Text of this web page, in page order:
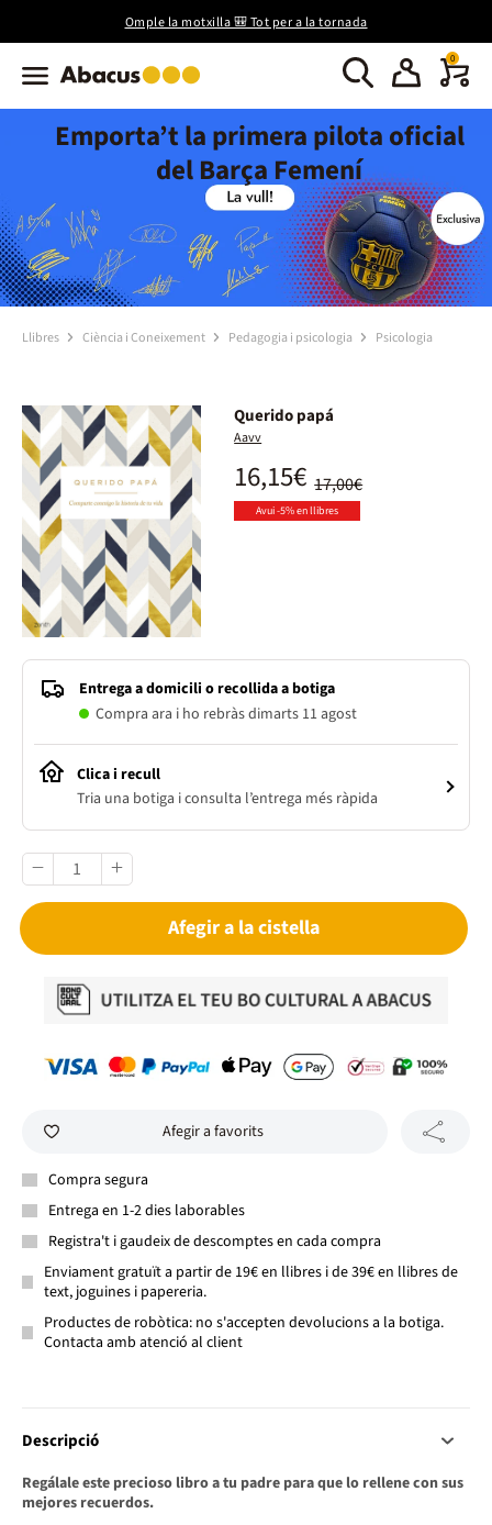
Omple la motxilla 🎒 Tot per a la tornada
0
Emporta’t la primera pilota oficial
del Barça Femení
Llibres Ciència i Coneixement Pedagogia i psicologia Psicologia
Querido papá
Aavv
17,00€
16,15€
Avui -5% en llibres
Entrega a domicili o recollida a botiga
Compra ara i ho rebràs dimarts 11 agost
Clica i recull
Tria una botiga i consulta l’entrega més ràpida
Afegir a la cistella
Afegir a favorits
Compra segura
Entrega en 1-2 dies laborables
Registra't i gaudeix de descomptes en cada compra
Enviament gratuït a partir de 19€ en llibres i de 39€ en llibres de
text, joguines i papereria.
Productes de robòtica: no s'accepten devolucions a la botiga.
Contacta amb atenció al client
Descripció
Regálale este precioso libro a tu padre para que lo rellene con sus
mejores recuerdos.